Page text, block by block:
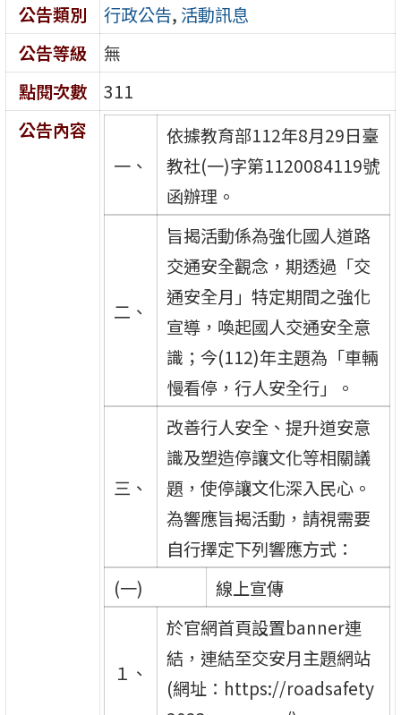
公告類別
行政公告, 活動訊息
公告等級
無
點閱次數
311
公告內容
一、
依據教育部112年8月29日臺
教社(一)字第1120084119號
函辦理。
二、
旨揭活動係為強化國人道路
交通安全觀念，期透過「交
通安全月」特定期間之強化
宣導，喚起國人交通安全意
識；今(112)年主題為「車輛
慢看停，行人安全行」。
三、
改善行人安全、提升道安意
識及塑造停讓文化等相關議
題，使停讓文化深入民心。
為響應旨揭活動，請視需要
自行擇定下列響應方式：
(一)
線上宣傳
１、
於官網首頁設置banner連
結，連結至交安月主題網站
(網址：https://roadsafety